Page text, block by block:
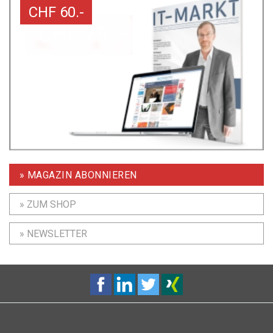
CHF 60.-
» MAGAZIN ABONNIEREN
» ZUM SHOP
» NEWSLETTER